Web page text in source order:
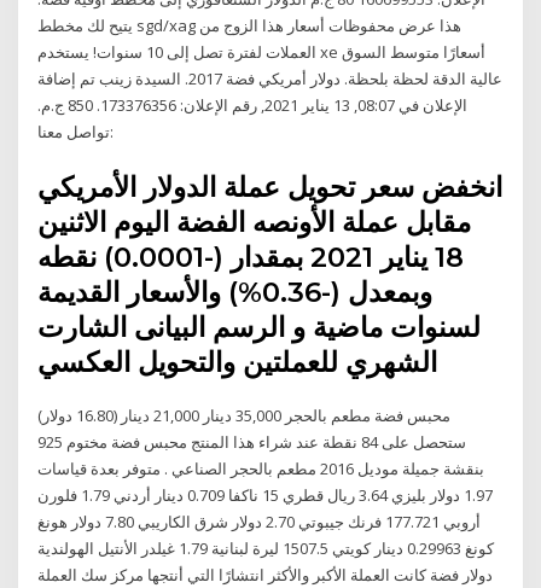
يتيح لك مخطط sgd/xag هذا عرض محفوظات أسعار هذا الزوج من
العملات لفترة تصل إلى 10 سنوات! يستخدم xe أسعارًا متوسط السوق
عالية الدقة لحظة بلحظة. دولار أمريكي فضة 2017. السيدة زينب تم إضافة
الإعلان في 08:07, 13 يناير 2021, رقم الإعلان: 173376356. 850 ج.م.
تواصل معنا:
انخفض سعر تحويل عملة الدولار الأمريكي
مقابل عملة الأونصه الفضة اليوم الاثنين
18 يناير 2021 بمقدار (-0.0001) نقطه
وبمعدل (-0.36%) والأسعار القديمة
لسنوات ماضية و الرسم البيانى الشارت
الشهري للعملتين والتحويل العكسي
محبس فضة مطعم بالحجر 35,000 دينار 21,000 دينار (16.80 دولار)
ستحصل على 84 نقطة عند شراء هذا المنتج محبس فضة مختوم 925
بنقشة جميلة موديل 2016 مطعم بالحجر الصناعي . متوفر بعدة قياسات
1.97 دولار بليزي 3.64 ريال قطري 15 ناكفا 0.709 دينار أردني 1.79 فلورن
أروبي 177.721 فرنك جيبوتي 2.70 دولار شرق الكاريبي 7.80 دولار هونغ
كونغ 0.29963 دينار كويتي 1507.5 ليرة لبنانية 1.79 غيلدر الأنتيل الهولندية
دولار فضة كانت العملة الأكبر والأكثر انتشارًا التي أنتجها مركز سك العملة